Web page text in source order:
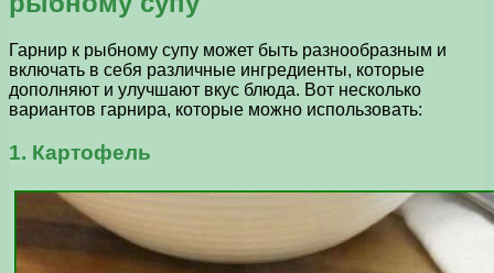
Гарнир к рыбному супу может быть разнообразным и
включать в себя различные ингредиенты, которые
дополняют и улучшают вкус блюда. Вот несколько
вариантов гарнира, которые можно использовать:
1. Картофель